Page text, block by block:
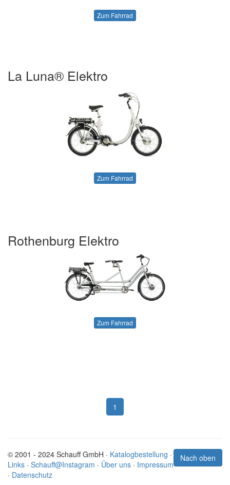
Zum Fahrrad
La Luna® Elektro
Zum Fahrrad
Rothenburg Elektro
Zum Fahrrad
1
Nach oben
© 2001 - 2024 Schauff GmbH · Katalogbestellung ·
Links · Schauff@Instagram · Über uns · Impressum
· Datenschutz